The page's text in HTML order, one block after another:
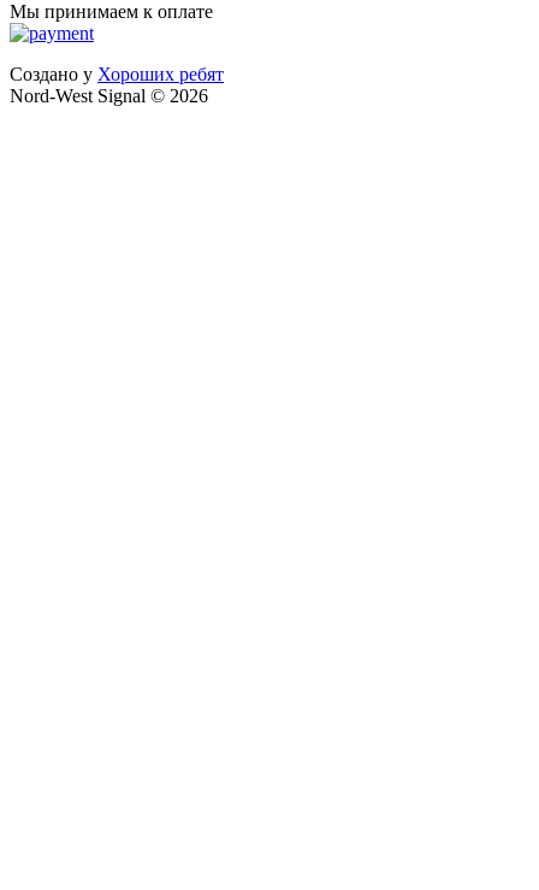
Мы принимаем к оплате
Создано у Хороших ребят
Nord-West Signal © 2026